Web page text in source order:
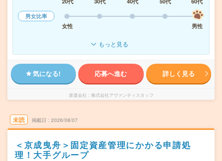
男女比率
女性
男性
もっと見る
気になる! 応募へ進む 詳しく見る
派遣会社 株式会社アヴァンティスタッフ
未読 掲載日 2026/08/07
＜京成曳舟＞固定資産管理にかかる申請処
理！大手グループ